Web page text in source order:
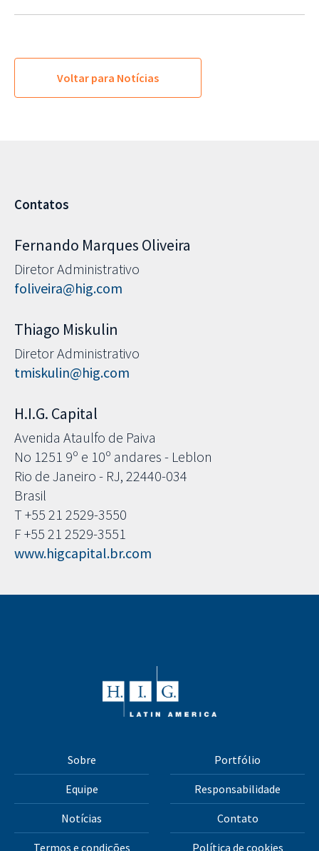
Voltar para Notícias
Contatos
Fernando Marques Oliveira
Diretor Administrativo
foliveira@hig.com
Thiago Miskulin
Diretor Administrativo
tmiskulin@hig.com
H.I.G. Capital
Avenida Ataulfo de Paiva
No 1251 9º e 10º andares - Leblon
Rio de Janeiro - RJ, 22440-034
Brasil
T +55 21 2529-3550
F +55 21 2529-3551
www.higcapital.br.com
Sobre Portfólio
Equipe Responsabilidade
Notícias Contato
Termos e condições Política de cookies